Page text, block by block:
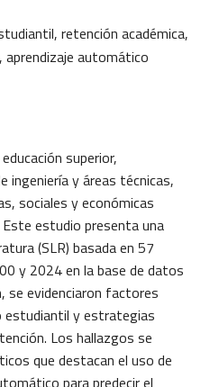
retención académica,
aprendizaje automático
superior,
ingeniería y áreas técnicas,
sociales y económicas
estudio presenta una
(SLR) basada en 57
y 2024 en la base de datos
se evidenciaron factores
estudiantil y estrategias
Los hallazgos se
que destacan el uso de
para predecir el